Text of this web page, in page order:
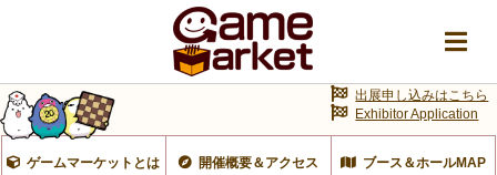
ゲームマーケットとは 開催概要＆アクセス ブース＆ホールMAP
出展申し込みはこちら
Exhibitor Application